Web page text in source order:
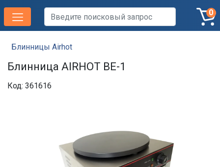
0
Блинницы Airhot
Блинница AIRHOT BE-1
Код: 361616